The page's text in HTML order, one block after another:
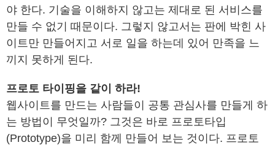
야 한다. 기술을 이해하지 않고는 제대로 된 서비스를
만들 수 없기 때문이다. 그렇지 않고서는 판에 박힌 사
이트만 만들어지고 서로 일을 하는데 있어 만족을 느
끼지 못하게 된다.
프로토 타이핑을 같이 하라!
웹사이트를 만드는 사람들이 공통 관심사를 만들게 하
는 방법이 무엇일까? 그것은 바로 프로토타입
(Prototype)을 미리 함께 만들어 보는 것이다. 프로토